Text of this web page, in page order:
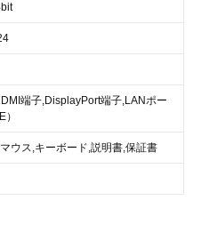
端子,DisplayPort端子,LANポー
ウス,キーボード,説明書,保証書